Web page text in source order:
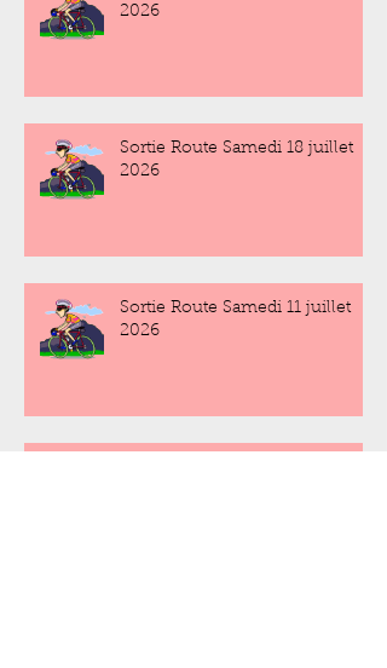
2026
Sortie Route Samedi 18 juillet
2026
Sortie Route Samedi 11 juillet
2026